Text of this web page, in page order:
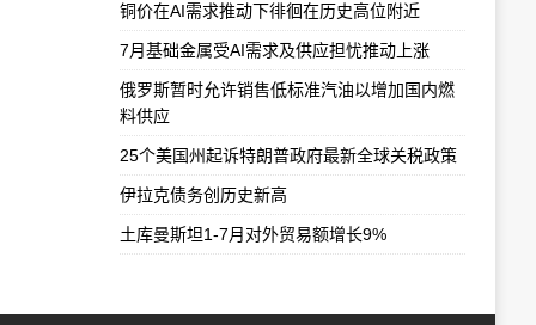
铜价在AI需求推动下徘徊在历史高位附近
7月基础金属受AI需求及供应担忧推动上涨
俄罗斯暂时允许销售低标准汽油以增加国内燃
料供应
25个美国州起诉特朗普政府最新全球关税政策
伊拉克债务创历史新高
土库曼斯坦1-7月对外贸易额增长9%